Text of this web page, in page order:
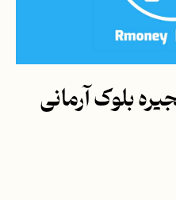
بلوک آرمانی